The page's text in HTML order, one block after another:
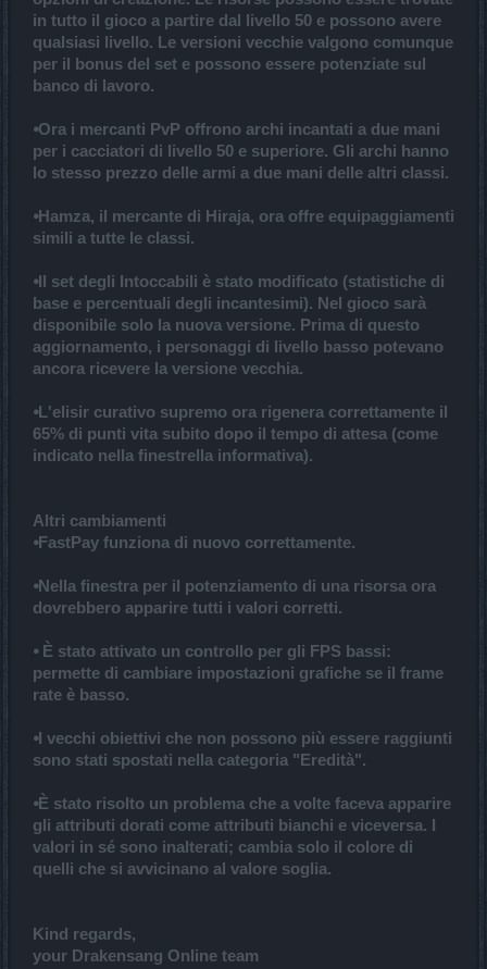
in tutto il gioco a partire dal livello 50 e possono avere
qualsiasi livello. Le versioni vecchie valgono comunque
per il bonus del set e possono essere potenziate sul
banco di lavoro.
⦁Ora i mercanti PvP offrono archi incantati a due mani
per i cacciatori di livello 50 e superiore. Gli archi hanno
lo stesso prezzo delle armi a due mani delle altri classi.
⦁Hamza, il mercante di Hiraja, ora offre equipaggiamenti
simili a tutte le classi.
⦁Il set degli Intoccabili è stato modificato (statistiche di
base e percentuali degli incantesimi). Nel gioco sarà
disponibile solo la nuova versione. Prima di questo
aggiornamento, i personaggi di livello basso potevano
ancora ricevere la versione vecchia.
⦁L'elisir curativo supremo ora rigenera correttamente il
65% di punti vita subito dopo il tempo di attesa (come
indicato nella finestrella informativa).
Altri cambiamenti
⦁FastPay funziona di nuovo correttamente.
⦁Nella finestra per il potenziamento di una risorsa ora
dovrebbero apparire tutti i valori corretti.
⦁ È stato attivato un controllo per gli FPS bassi:
permette di cambiare impostazioni grafiche se il frame
rate è basso.
⦁I vecchi obiettivi che non possono più essere raggiunti
sono stati spostati nella categoria "Eredità".
⦁È stato risolto un problema che a volte faceva apparire
gli attributi dorati come attributi bianchi e viceversa. I
valori in sé sono inalterati; cambia solo il colore di
quelli che si avvicinano al valore soglia.
Kind regards,
your Drakensang Online team